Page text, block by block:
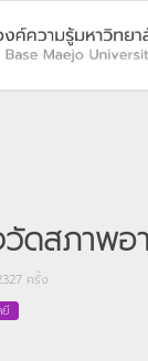
ดสภาพอ
ครั้ง
ยี